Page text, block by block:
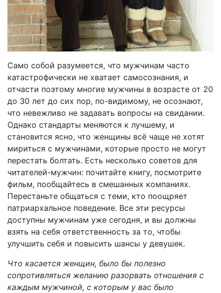
Само собой разумеется, что мужчинам часто
катастрофически не хватает самосознания, и
отчасти поэтому многие мужчины в возрасте от 20
до 30 лет до сих пор, по-видимому, не осознают,
что невежливо не задавать вопросы на свидании.
Однако стандарты меняются к лучшему, и
становится ясно, что женщины всё чаще не хотят
мириться с мужчинами, которые просто не могут
перестать болтать. Есть несколько советов для
читателей-мужчин: почитайте книгу, посмотрите
фильм, пообщайтесь в смешанных компаниях.
Перестаньте общаться с теми, кто поощряет
патриархальное поведение. Все эти ресурсы
доступны мужчинам уже сегодня, и вы должны
взять на себя ответственность за то, чтобы
улучшить себя и повысить шансы у девушек.
Что касается женщин, было бы полезно
сопротивляться желанию разорвать отношения с
каждым мужчиной, с которым у вас было